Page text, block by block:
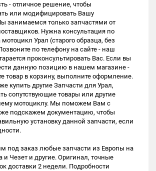
- отличное решение, чтобы
или модифицировать Вашу
занимаемся только запчастями от
Нужна консультация по
Урал (старого образца, без
по телефону на сайте - наш
проконсультировать Вас. Если вы
данную позицию в нашем магазине -
товар в корзину, выполните оформление.
купить другие Запчасти для Урал,
сопутствующие товары или другие
мотоциклу. Мы поможем Вам с
подскажем документацию, чтобы
установку данной запчасти, если
под заказ любые запчасти из Европы на
и Чезет и другие. Оригинал, точные
доставки 2 недели. Подробности